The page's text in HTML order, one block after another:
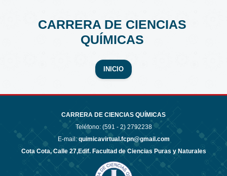
CARRERA DE CIENCIAS
QUÍMICAS
INICIO
CARRERA DE CIENCIAS QUÍMICAS
Teléfono: (591 - 2) 2792238
E-mail: quimicavirtual.fcpn@gmail.com
Cota Cota, Calle 27,Edif. Facultad de Ciencias Puras y Naturales